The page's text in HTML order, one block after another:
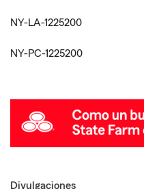
NY-LA-1225200
NY-PC-1225200
Divulgaciones